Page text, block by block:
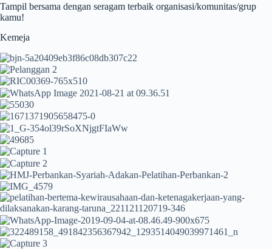
Tampil bersama dengan seragam terbaik organisasi/komunitas/grup
kamu!
Kemeja